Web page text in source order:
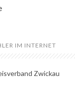
IM INTERNET
Zwickau